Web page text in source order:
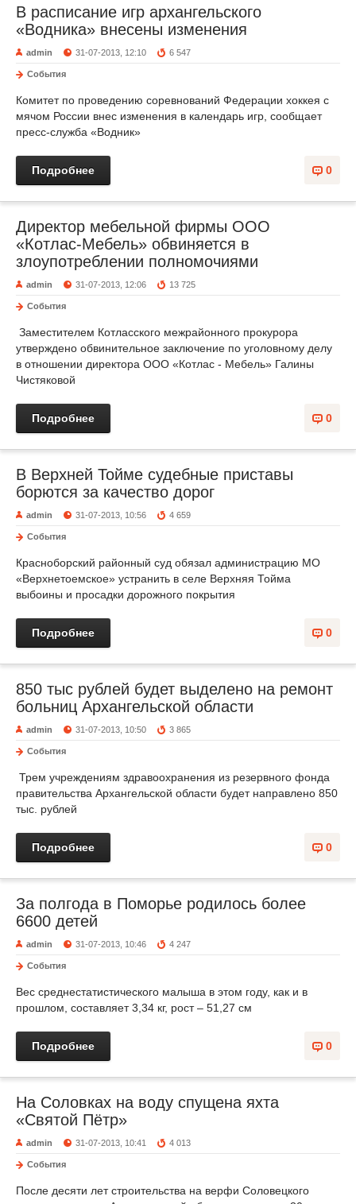
В расписание игр архангельского
«Водника» внесены изменения
admin 31-07-2013, 12:10 6 547
События
Комитет по проведению соревнований Федерации хоккея с
мячом России внес изменения в календарь игр, сообщает
пресс-служба «Водник»
0
Подробнее
Директор мебельной фирмы ООО
«Котлас-Мебель» обвиняется в
злоупотреблении полномочиями
admin 31-07-2013, 12:06 13 725
События
Заместителем Котласского межрайонного прокурора
утверждено обвинительное заключение по уголовному делу
в отношении директора ООО «Котлас - Мебель» Галины
Чистяковой
0
Подробнее
В Верхней Тойме судебные приставы
борются за качество дорог
admin 31-07-2013, 10:56 4 659
События
Красноборский районный суд обязал администрацию МО
«Верхнетоемское» устранить в селе Верхняя Тойма
выбоины и просадки дорожного покрытия
0
Подробнее
850 тыс рублей будет выделено на ремонт
больниц Архангельской области
admin 31-07-2013, 10:50 3 865
События
Трем учреждениям здравоохранения из резервного фонда
правительства Архангельской области будет направлено 850
тыс. рублей
0
Подробнее
За полгода в Поморье родилось более
6600 детей
admin 31-07-2013, 10:46 4 247
События
Вес среднестатистического малыша в этом году, как и в
прошлом, составляет 3,34 кг, рост – 51,27 см
0
Подробнее
На Соловках на воду спущена яхта
«Святой Пётр»
admin 31-07-2013, 10:41 4 013
События
После десяти лет строительства на верфи Соловецкого